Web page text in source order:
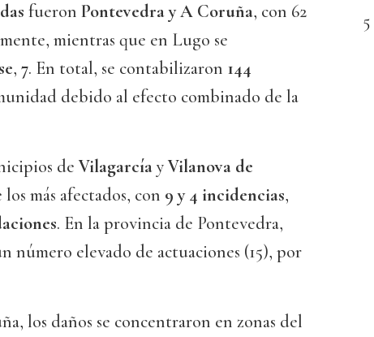
fueron Pontevedra y A Coruña, con 62
mientras que en Lugo se
, 7. En total, se contabilizaron 144
debido al efecto combinado de la
de VilagarcíayVilanova de
más afectados, con 9 y 4 incidencias,
. En la provincia de Pontevedra,
número elevado de actuaciones (15), por
los daños se concentraron en zonas del